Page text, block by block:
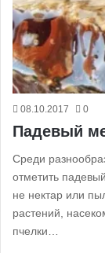
08.10.2017 0
Падевый
Среди
отметить
не нектар или
растений,
пчелки…